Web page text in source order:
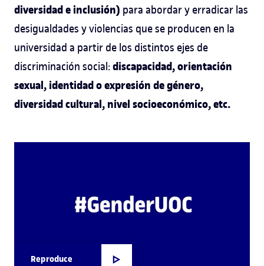
diversidad e inclusión) para abordar y erradicar las
desigualdades y violencias que se producen en la
universidad a partir de los distintos ejes de
discriminación social:discapacidad, orientación
sexual, identidad o expresión de género,
diversidad cultural, nivel socioeconómico, etc.
Reproduce